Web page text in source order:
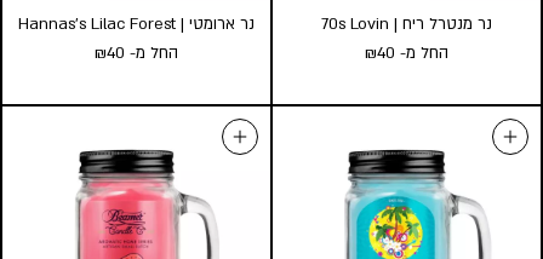
נר מנטרל ריח | 70s Lovin
החל מ-
₪40
נר מנטרל ריח | 70s Lovin
החל מ- ₪40
גודל:
s
l
נר ארומטי | Hannas’s Lilac Forest
החל מ-
₪40
נר ארומטי | Hannas’s Lilac
Forest
החל מ- ₪40
גודל: